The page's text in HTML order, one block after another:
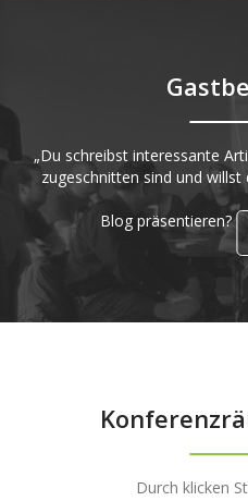
„Du schreibst interessante
zugeschnitten sind und
Blog präsentieren?
Durch klicken